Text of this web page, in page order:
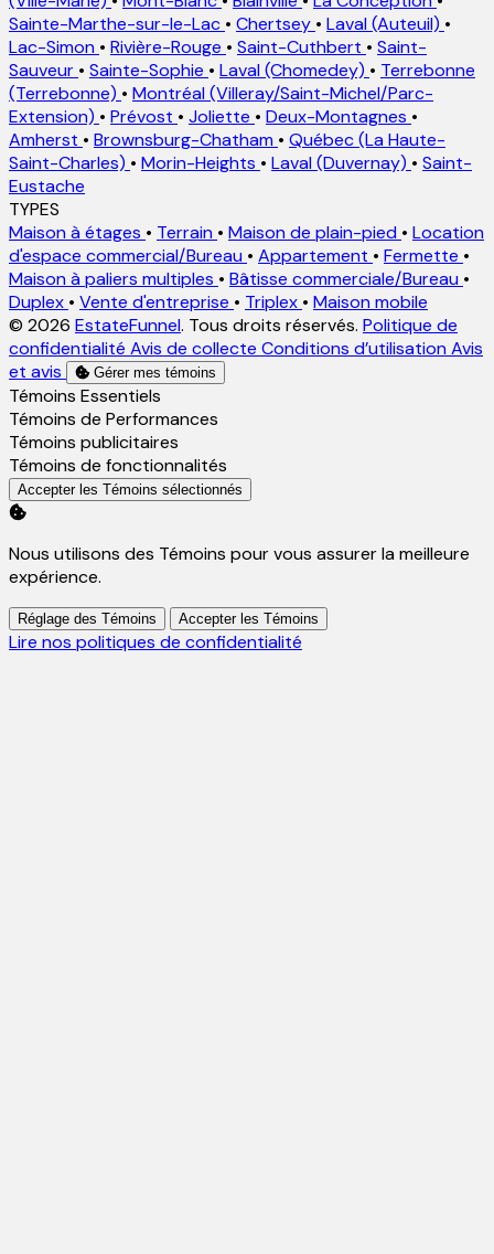
Sainte-Marthe-sur-le-Lac • Chertsey • Laval (Auteuil) •
Lac-Simon • Rivière-Rouge • Saint-Cuthbert • Saint-
Sauveur • Sainte-Sophie • Laval (Chomedey) • Terrebonne
(Terrebonne) • Montréal (Villeray/Saint-Michel/Parc-
Extension) • Prévost • Joliette • Deux-Montagnes •
Amherst • Brownsburg-Chatham • Québec (La Haute-
Saint-Charles) • Morin-Heights • Laval (Duvernay) • Saint-
Eustache
TYPES
Maison à étages • Terrain • Maison de plain-pied • Location
d'espace commercial/Bureau • Appartement • Fermette •
Maison à paliers multiples • Bâtisse commerciale/Bureau •
Duplex • Vente d'entreprise • Triplex • Maison mobile
© 2026 EstateFunnel. Tous droits réservés. Politique de
confidentialité Avis de collecte Conditions d’utilisation Avis
et avis
Gérer mes témoins
Activer
Témoins Essentiels
Activer
Témoins de Performances
Activer
Témoins publicitaires
Activer
Témoins de fonctionnalités
Accepter les Témoins sélectionnés
Nous utilisons des Témoins pour vous assurer la meilleure
expérience.
Réglage des Témoins Accepter les Témoins
Lire nos politiques de confidentialité